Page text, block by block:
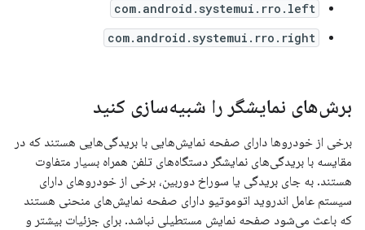
com.android.systemui.rro.left
com.android.systemui.rro.right
برش‌های نمایشگر را شبیه‌سازی کنید
برخی از خودروها دارای صفحه نمایش‌هایی با بریدگی‌هایی هستند که در
مقایسه با بریدگی‌های نمایشگر دستگاه‌های تلفن همراه بسیار متفاوت
هستند. به جای بریدگی یا سوراخ دوربین، برخی از خودروهای دارای
سیستم عامل اندروید اتوموتیو دارای صفحه نمایش‌های منحنی هستند
که باعث می‌شود صفحه نمایش مستطیلی نباشد. برای جزئیات بیشتر و